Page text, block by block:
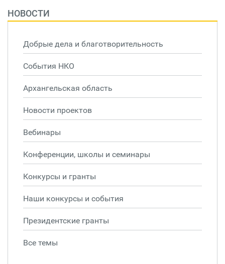
НОВОСТИ
Добрые дела и благотворительность
События НКО
Архангельская область
Новости проектов
Вебинары
Конференции, школы и семинары
Конкурсы и гранты
Наши конкурсы и события
Президентские гранты
Все темы